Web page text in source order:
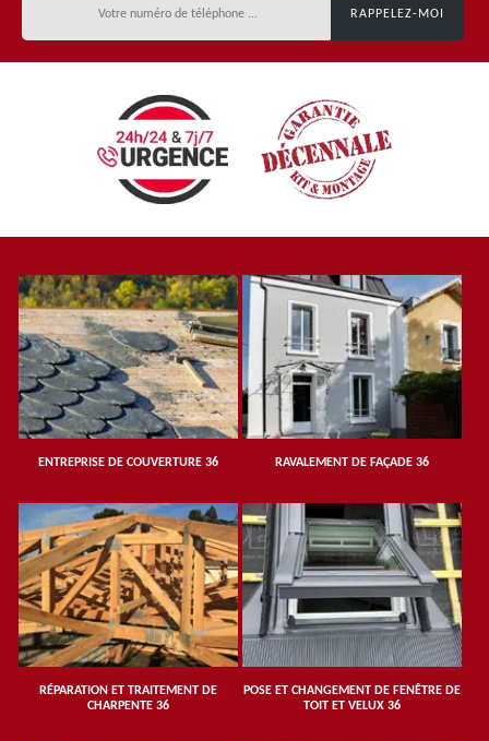
ENTREPRISE DE COUVERTURE 36 RAVALEMENT DE FAÇADE 36
RÉPARATION ET TRAITEMENT DE
CHARPENTE 36
POSE ET CHANGEMENT DE FENÊTRE DE
TOIT ET VELUX 36